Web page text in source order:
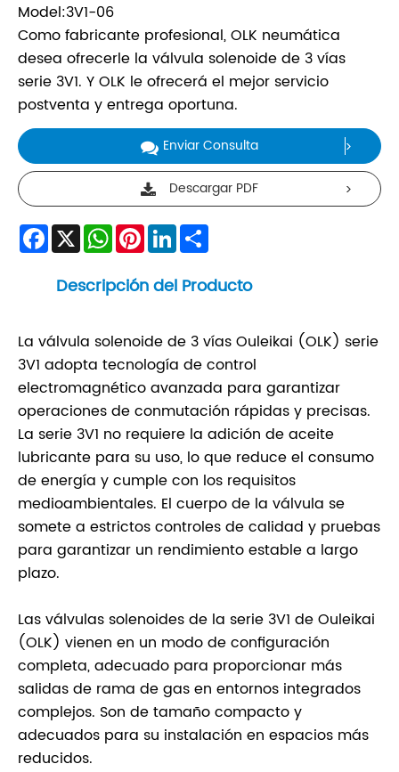
Model:3V1-06
Como fabricante profesional, OLK neumática
desea ofrecerle la válvula solenoide de 3 vías
serie 3V1. Y OLK le ofrecerá el mejor servicio
postventa y entrega oportuna.
Enviar Consulta
Descargar PDF
Facebook
X WhatsApp
Pinterest
LinkedIn
Descripción del Producto
La válvula solenoide de 3 vías Ouleikai (OLK) serie
3V1 adopta tecnología de control
electromagnético avanzada para garantizar
operaciones de conmutación rápidas y precisas.
La serie 3V1 no requiere la adición de aceite
lubricante para su uso, lo que reduce el consumo
de energía y cumple con los requisitos
medioambientales. El cuerpo de la válvula se
somete a estrictos controles de calidad y pruebas
para garantizar un rendimiento estable a largo
plazo.
Las válvulas solenoides de la serie 3V1 de Ouleikai
(OLK) vienen en un modo de configuración
completa, adecuado para proporcionar más
salidas de rama de gas en entornos integrados
complejos. Son de tamaño compacto y
adecuados para su instalación en espacios más
reducidos.